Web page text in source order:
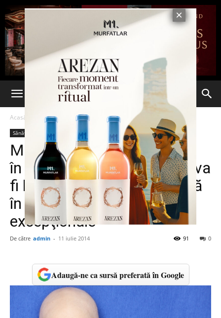
Acasă Sănătate
Sănătate
Medicamentul care vindecă
în mod miraculos leucemia va
fi lansat mai repede pe piaţă
în urma rezultatelor
excepţionale
De către admin - 11 iulie 2014 0
91
Adaugă-ne ca sursă preferată în Google